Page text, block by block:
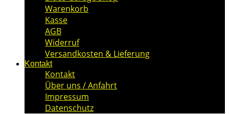
Warenkorb
Kasse
AGB
Widerruf
Versandkosten & Lieferung
Kontakt
Kontakt
Über uns / Anfahrt
Impressum
Datenschutz